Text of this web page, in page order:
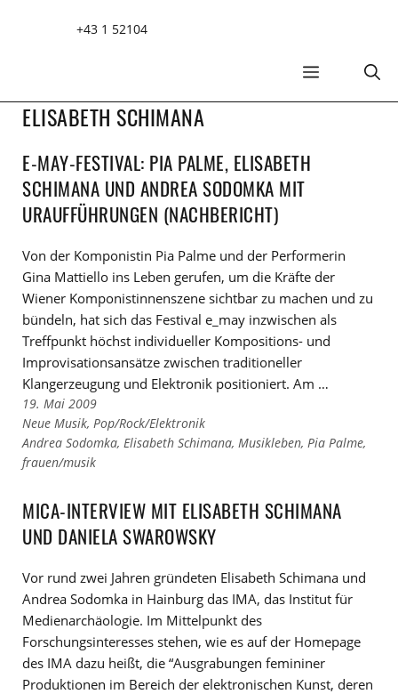
+43 1 52104
MENÜ
ELISABETH SCHIMANA
E-MAY-FESTIVAL: PIA PALME, ELISABETH
SCHIMANA UND ANDREA SODOMKA MIT
URAUFFÜHRUNGEN (NACHBERICHT)
Von der Komponistin Pia Palme und der Performerin
Gina Mattiello ins Leben gerufen, um die Kräfte der
Wiener Komponistinnenszene sichtbar zu machen und zu
bündeln, hat sich das Festival e_may inzwischen als
Treffpunkt höchst individueller Kompositions- und
Improvisationsansätze zwischen traditioneller
Klangerzeugung und Elektronik positioniert. Am …
19. Mai 2009
Links
zu
den
Neue Musik, Pop/Rock/Elektronik
Links
zu
Tags
Andrea Sodomka, Elisabeth Schimana, Musikleben, Pia Palme,
frauen/musik
MICA-INTERVIEW MIT ELISABETH SCHIMANA
UND DANIELA SWAROWSKY
Vor rund zwei Jahren gründeten Elisabeth Schimana und
Andrea Sodomka in Hainburg das IMA, das Institut für
Medienarchäologie. Im Mittelpunkt des
Forschungsinteresses stehen, wie es auf der Homepage
des IMA dazu heißt, die “Ausgrabungen femininer
Produktionen im Bereich der elektronischen Kunst, deren